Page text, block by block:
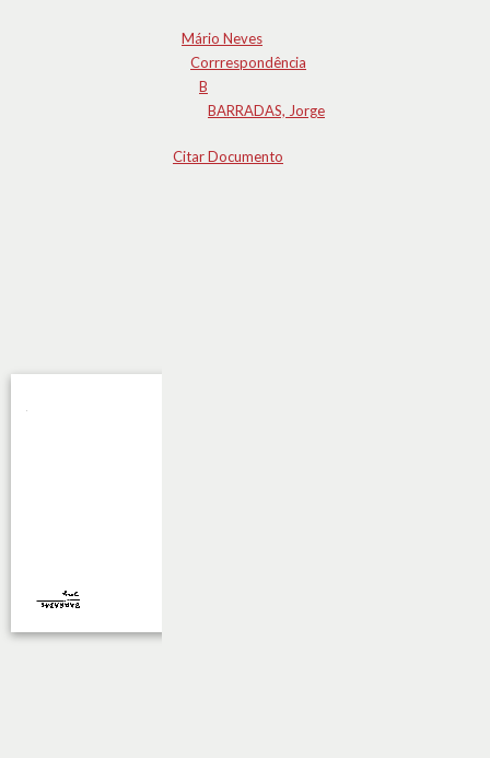
Mário Neves
Corrrespondência
B
BARRADAS, Jorge
Citar Documento